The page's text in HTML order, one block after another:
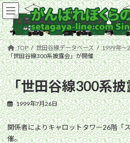
コ
ン
テ
ン
ツ
へ
ス
キ
ッ
プ
ナ
ビ
ゲ
ー
シ
ョ
ン
に
移
動
TOP 世田谷線データベース
1999年〜
「世田谷線300系披露会」が開催
「世田谷線300系
1999年7月26日
関係者によりキャロットタワー26階「
催。